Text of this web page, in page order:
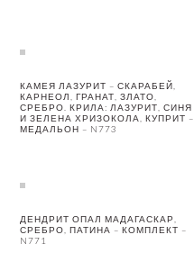
КАМЕЯ ЛАЗУРИТ – СКАРАБЕЙ,
КАРНЕОЛ, ГРАНАТ, ЗЛАТО,
СРЕБРО. КРИЛА: ЛАЗУРИТ, СИНЯ
И ЗЕЛЕНА ХРИЗОКОЛА, КУПРИТ –
МЕДАЛЬОН – N773
ДЕНДРИТ ОПАЛ МАДАГАСКАР,
СРЕБРО, ПАТИНА – КОМПЛЕКТ –
N771